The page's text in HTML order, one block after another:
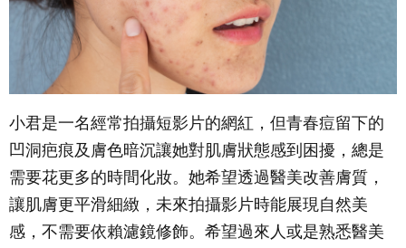
小君是一名經常拍攝短影片的網紅，但青春痘留下的
凹洞疤痕及膚色暗沉讓她對肌膚狀態感到困擾，總是
需要花更多的時間化妝。她希望透過醫美改善膚質，
讓肌膚更平滑細緻，未來拍攝影片時能展現自然美
感，不需要依賴濾鏡修飾。希望過來人或是熟悉醫美